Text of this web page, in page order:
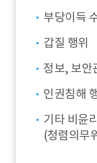
부당이득
갑질 행위
정보, 보안
인권침해
기타 비윤
(청렴의무